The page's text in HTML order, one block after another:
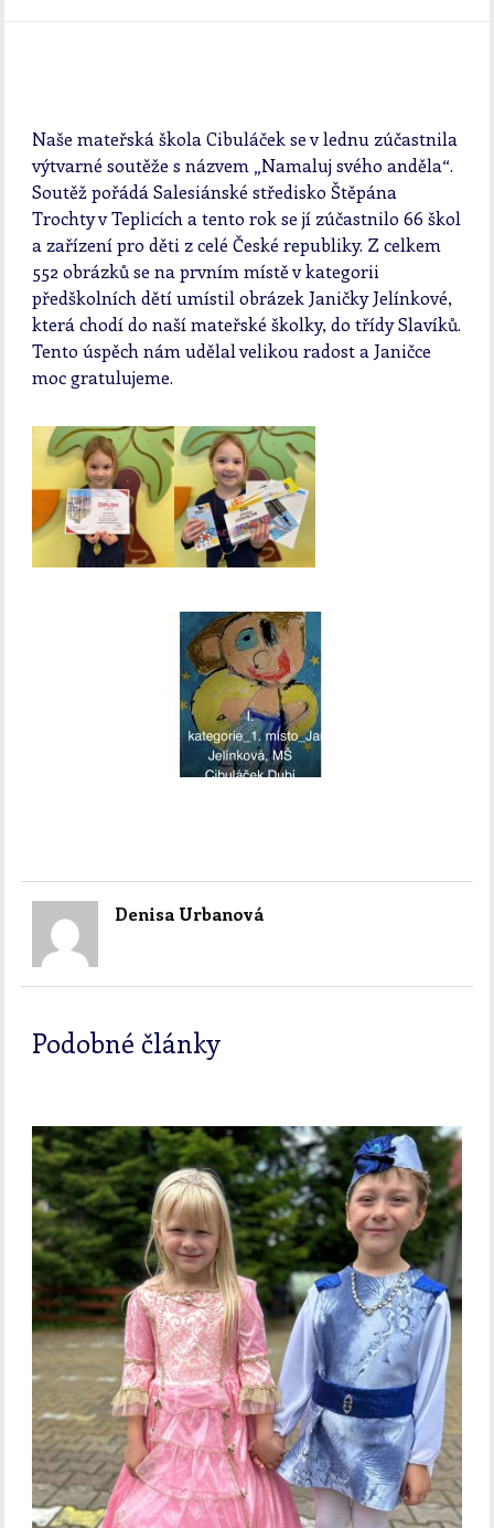
Naše mateřská škola Cibuláček se v lednu zúčastnila
výtvarné soutěže s názvem „Namaluj svého anděla“.
Soutěž pořádá Salesiánské středisko Štěpána
Trochty v Teplicích a tento rok se jí zúčastnilo 66 škol
a zařízení pro děti z celé České republiky. Z celkem
552 obrázků se na prvním místě v kategorii
předškolních dětí umístil obrázek Janičky Jelínkové,
která chodí do naší mateřské školky, do třídy Slavíků.
Tento úspěch nám udělal velikou radost a Janičce
moc gratulujeme.
Denisa Urbanová
Podobné články